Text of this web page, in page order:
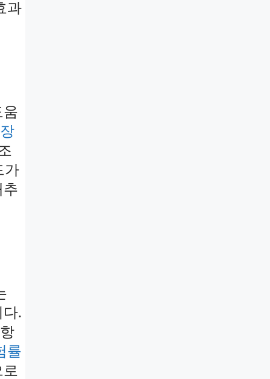
과
움
가
추
.
률